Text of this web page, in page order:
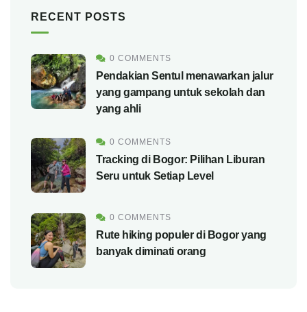
RECENT POSTS
0 COMMENTS
Pendakian Sentul menawarkan jalur
yang gampang untuk sekolah dan
yang ahli
0 COMMENTS
Tracking di Bogor: Pilihan Liburan
Seru untuk Setiap Level
0 COMMENTS
Rute hiking populer di Bogor yang
banyak diminati orang